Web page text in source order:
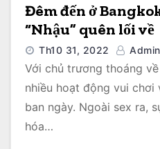
Đêm đến ở
“Nhậu” quên lối về
Th10 31, 2022 Admin
Với chủ trương thoáng
nhiều hoạt động vui chơi
ban ngày. Ngoài sex ra,
hóa…